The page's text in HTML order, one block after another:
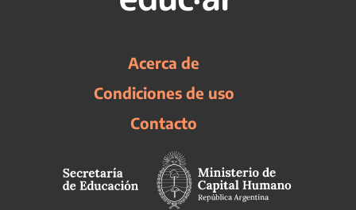
Acerca de
Condiciones de uso
Contacto